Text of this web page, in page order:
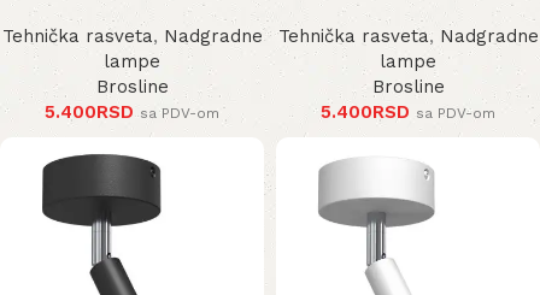
80 mm 170 mm 2284 mm
Tehnička rasveta, Nadgradne
lampe
Brosline
5.400RSD sa PDV-om
mm 170 mm 2285 mm
Tehnička rasveta, Nadgradne
lampe
Brosline
5.400RSD sa PDV-om